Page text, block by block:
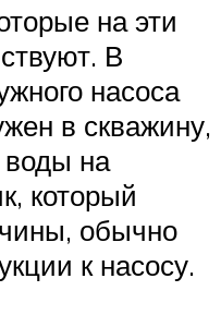
на эти
В
насоса
в скважину,
на
который
обычно
к насосу.